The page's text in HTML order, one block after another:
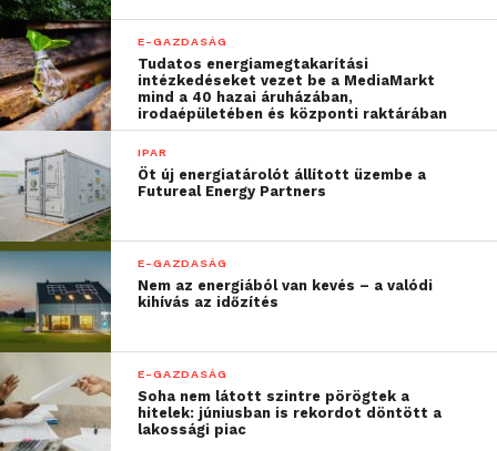
pedig a cégek egyszerűen kézben tarthatják és
ellenőrizhetik az alkalmazásfejlesztési folyamatokat
a kód elkészültétől az üzembe helyezésig, így
biztosak lehetnek abban, hogy a programok
határidőre elkészülnek.
A platformszolgáltatásként elérhető
Business Manager on Demandverzión keresztül a
vállalatok egyszerűen használhatják a Solutions
Business Manager teljes folyamat-
alkalmazásfejlesztési és futtatási környezetét, külön
helyi infrastruktúra, rendszer és beállítások nélkül.
Mindeközben a szervezetek az igény szerint
skálázható megoldás segítségével a kapcsolódó
adminisztrációs és működtetési költségeiket is
E-GAZDASÁG
Tudatos energiamegtakarítási
intézkedéseket vezet be a MediaMarkt
mind a 40 hazai áruházában,
irodaépületében és központi raktárában
IPAR
Öt új energiatárolót állított üzembe a
Futureal Energy Partners
E-GAZDASÁG
Nem az energiából van kevés – a valódi
kihívás az időzítés
E-GAZDASÁG
Soha nem látott szintre pörögtek a
hitelek: júniusban is rekordot döntött a
lakossági piac